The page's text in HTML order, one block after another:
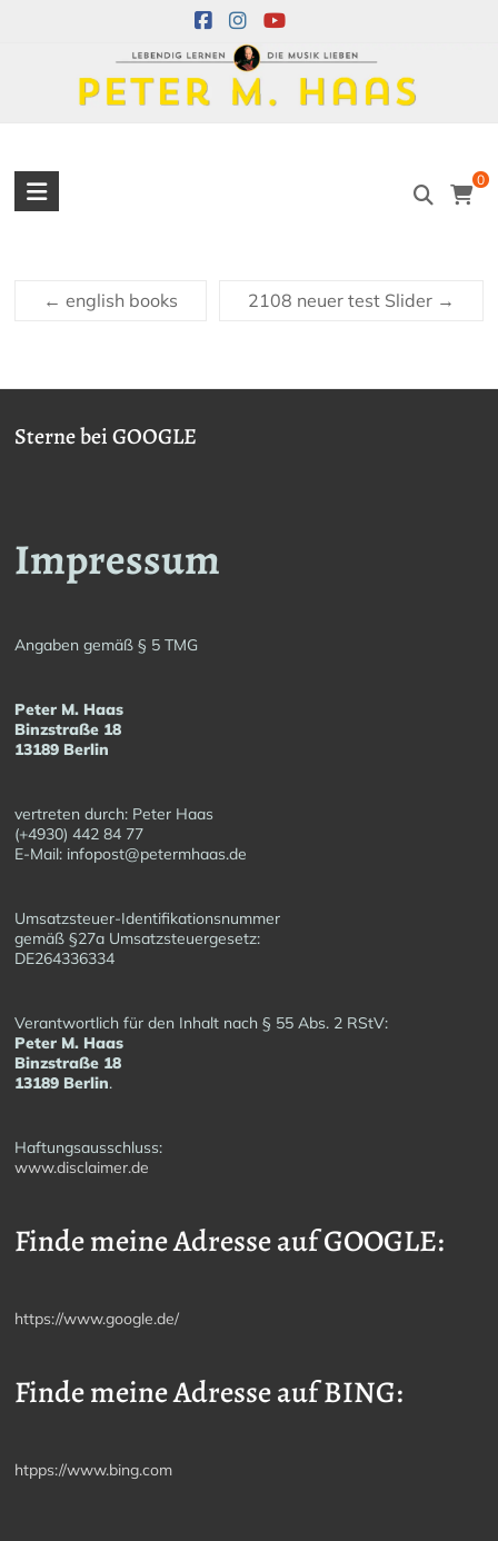
Peter
0
← english books 2108 neuer test Slider →
Sterne bei GOOGLE
Impressum
Angaben gemäß § 5 TMG
Peter M. Haas
Binzstraße 18
13189 Berlin
vertreten durch: Peter Haas
(+4930) 442 84 77
E-Mail: infopost@petermhaas.de
Umsatzsteuer-Identifikationsnummer
gemäß §27a Umsatzsteuergesetz:
DE264336334
Verantwortlich für den Inhalt nach § 55 Abs. 2 RStV:
Peter M. Haas
Binzstraße 18
13189 Berlin.
Haftungsausschluss:
www.disclaimer.de
Finde meine Adresse auf GOOGLE:
https://www.google.de/
Finde meine Adresse auf BING:
htpps://www.bing.com